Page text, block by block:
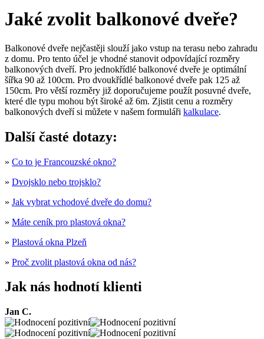
Jaké zvolit balkonové dveře?
Balkonové dveře nejčastěji slouží jako vstup na terasu nebo zahradu
z domu. Pro tento účel je vhodné stanovit odpovídající rozměry
balkonových dveří. Pro jednokřídlé balkonové dveře je optimální
šířka 90 až 100cm. Pro dvoukřídlé balkonové dveře pak 125 až
150cm. Pro větší rozměry již doporučujeme použít posuvné dveře,
které dle typu mohou být široké až 6m. Zjistit cenu a rozměry
balkonových dveří si můžete v našem formuláři kalkulace.
Další časté dotazy:
» Co to je Francouzské okno?
» Dvojsklo nebo trojsklo?
» Jak vybrat vchodové dveře do domu?
» Máte ceník pro plastová okna?
» Plastová okna Plzeň
» Proč zvolit plastová okna od nás?
Jak nás hodnotí klienti
Jan C.